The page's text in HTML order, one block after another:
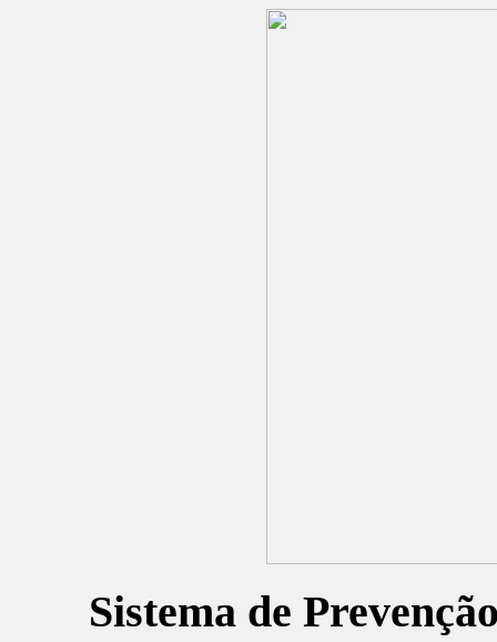
Sistema de